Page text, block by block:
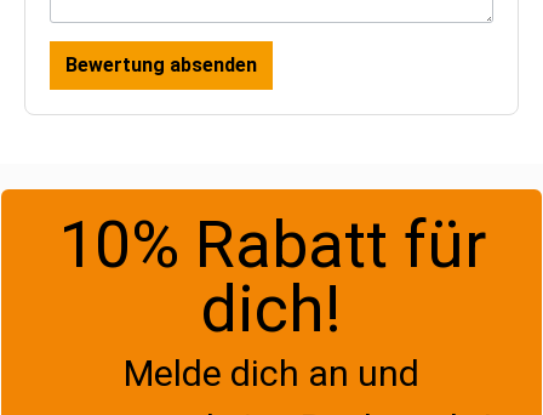
Bewertung absenden
10% Rabatt für
dich!
Melde dich an und